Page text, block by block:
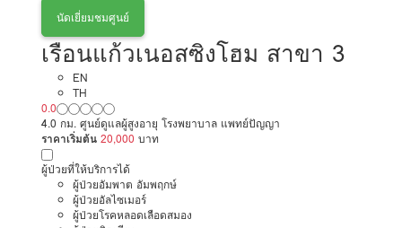
นัดเยี่ยมชมศูนย์
เรือนแก้วเนอสซิงโฮม สาขา 3
EN
TH
0.0
4.0 กม. ศูนย์ดูแลผู้สูงอายุ โรงพยาบาล แพทย์ปัญญา
ราคาเริ่มต้น 20,000 บาท
ผู้ป่วยที่ให้บริการได้
ผู้ป่วยอัมพาต อัมพฤกษ์
ผู้ป่วยอัลไซเมอร์
ผู้ป่วยโรคหลอดเลือดสมอง